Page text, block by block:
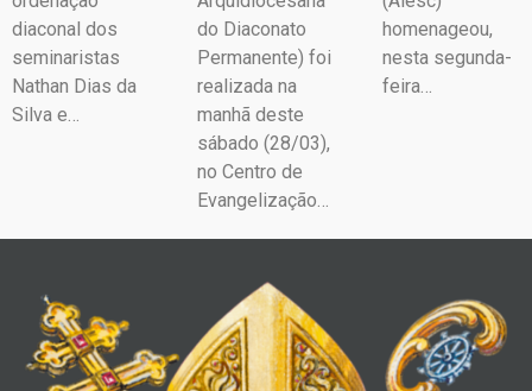
diaconal dos
seminaristas
Nathan Dias da
Silva e…
do Diaconato
Permanente) foi
realizada na
manhã deste
sábado (28/03),
no Centro de
Evangelização…
homenageou,
nesta segunda-
feira…